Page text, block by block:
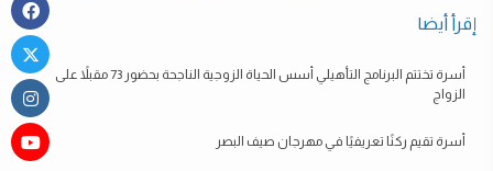
إقرأ أيضا
أسرة تختتم البرنامج التأهيلي أسس الحياة الزوجية الناجحة بحضور 73 مقبلاً على
الزواج
أسرة تقيم ركنًا تعريفيًا في مهرجان صيف البصر